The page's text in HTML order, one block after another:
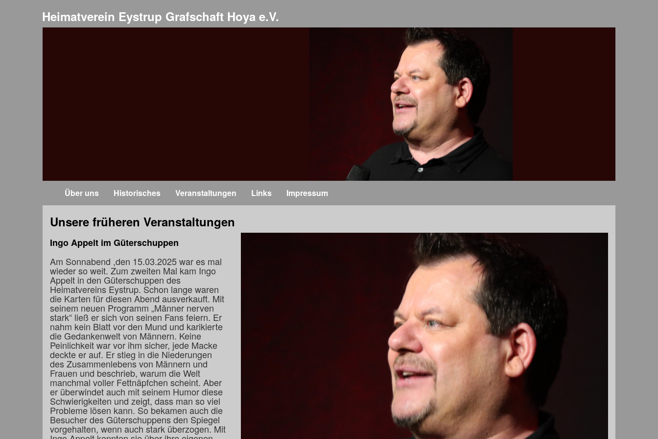
Heimatverein Eystrup Grafschaft Hoya e.V.
Über uns Historisches Veranstaltungen Links Impressum
Unsere früheren Veranstaltungen
Ingo Appelt im Güterschuppen
Am Sonnabend ,den 15.03.2025 war es mal
wieder so weit. Zum zweiten Mal kam Ingo
Appelt in den Güterschuppen des
Heimatvereins Eystrup. Schon lange waren
die Karten für diesen Abend ausverkauft. Mit
seinem neuen Programm „Männer nerven
stark“ ließ er sich von seinen Fans feiern. Er
nahm kein Blatt vor den Mund und karikierte
die Gedankenwelt von Männern. Keine
Peinlichkeit war vor ihm sicher, jede Macke
deckte er auf. Er stieg in die Niederungen
des Zusammenlebens von Männern und
Frauen und beschrieb, warum die Welt
manchmal voller Fettnäpfchen scheint. Aber
er überwindet auch mit seinem Humor diese
Schwierigkeiten und zeigt, dass man so viel
Probleme lösen kann. So bekamen auch die
Besucher des Güterschuppens den Spiegel
vorgehalten, wenn auch stark überzogen. Mit